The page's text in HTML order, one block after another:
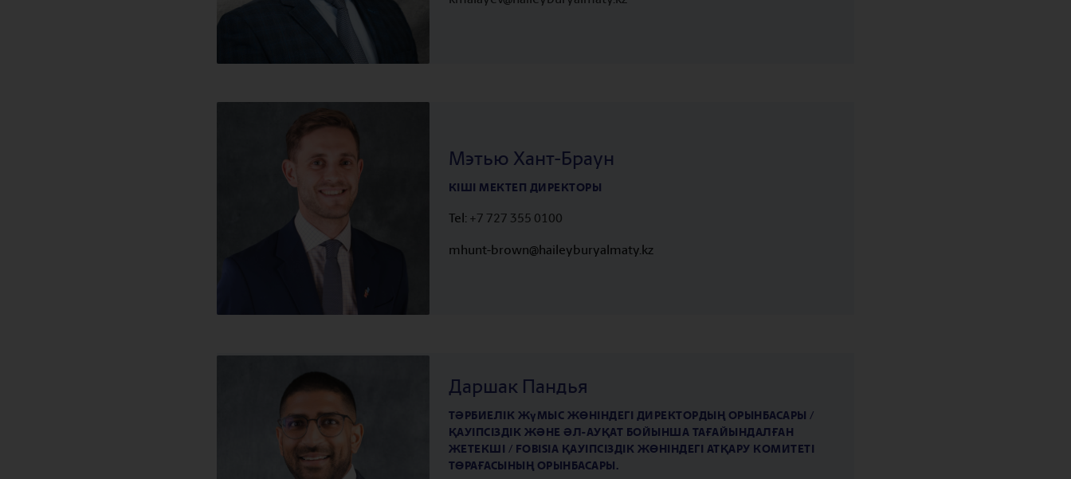
Мэтью Хант-Браун
КІШІ МЕКТЕП ДИРЕКТОРЫ
Tel: +7 727 355 0100
mhunt-brown@haileyburyalmaty.kz
Даршак Пандья
ТӘРБИЕЛІК ЖҰМЫС ЖӨНІНДЕГІ ДИРЕКТОРДЫҢ ОРЫНБАСАРЫ /
ҚАУІПСІЗДІК ЖӘНЕ ӘЛ-АУҚАТ БОЙЫНША ТАҒАЙЫНДАЛҒАН
ЖЕТЕКШІ / FOBISIA ҚАУІПСІЗДІК ЖӨНІНДЕГІ АТҚАРУ КОМИТЕТІ
ТӨРАҒАСЫНЫҢ ОРЫНБАСАРЫ.